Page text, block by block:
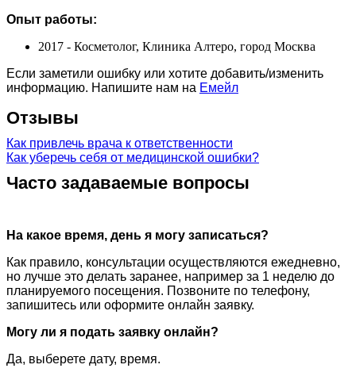
Опыт работы:
2017 - Косметолог, Клиника Алтеро, город Москва
Если заметили ошибку или хотите добавить/изменить
информацию. Напишите нам на Емейл
Отзывы
Как привлечь врача к ответственности
Как уберечь себя от медицинской ошибки?
Часто задаваемые вопросы
На какое время, день я могу записаться?
Как правило, консультации осуществляются ежедневно,
но лучше это делать заранее, например за 1 неделю до
планируемого посещения. Позвоните по телефону,
запишитесь или оформите онлайн заявку.
Могу ли я подать заявку онлайн?
Да, выберете дату, время.